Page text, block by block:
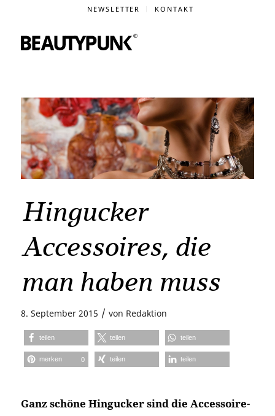
NEWSLETTER KONTAKT
Hingucker
Accessoires, die
man haben muss
8. September 2015 / von Redaktion
teilen teilen teilen
merken 0 teilen teilen
Ganz schöne Hingucker sind die Accessoire-